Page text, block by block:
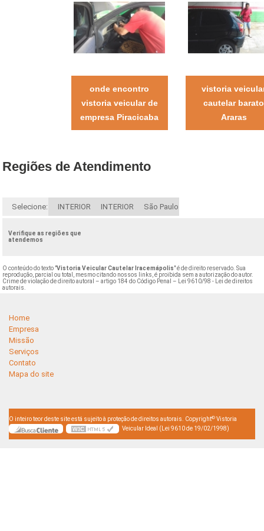
onde encontro
vistoria veicular de
empresa Piracicaba
vistoria
cautelar barato
Araras
Regiões de Atendimento
Selecione: INTERIOR INTERIOR São Paulo
Verifique as regiões que
atendemos
O conteúdo do texto "Vistoria Veicular Cautelar Iracemápolis" é de direito reservado. Sua
reprodução, parcial ou total, mesmo citando nossos links, é proibida sem a autorização do autor.
Crime de violação de direito autoral – artigo 184 do Código Penal –
Lei 9610/98 - Lei de direitos
autorais
Home
Empresa
Missão
Serviços
Contato
Mapa do site
O inteiro teor deste site está sujeito à proteção de direitos autorais. Copyright© Vistoria
Veicular Ideal (Lei 9610 de 19/02/1998)